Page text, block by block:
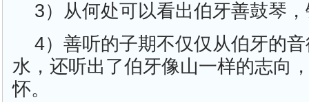
3）从何处可以看出伯牙善鼓琴
4）善听的子期不仅仅从伯牙的
水，还听出了伯牙像山一样的志向
怀。